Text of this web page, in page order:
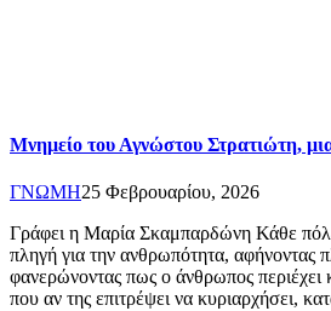
Μνημείο του Αγνώστου Στρατιώτη,
ΓΝΩΜΗ25 Φεβρουαρίου, 2026
Γράφει η Μαρία Σκαμπαρδώνη Κάθε
πληγή για την ανθρωπότητα,
φανερώνοντας πως ο άνθρωπος περιέχει
που αν της επιτρέψει να κυριαρχήσει,